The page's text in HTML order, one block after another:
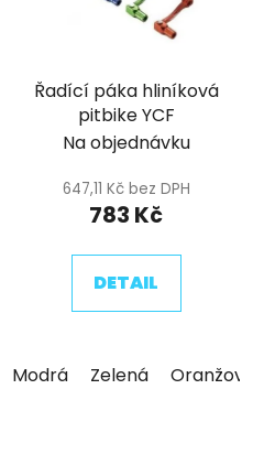
Řadící páka hliníková
pitbike YCF
Na objednávku
647,11 Kč bez DPH
783 Kč
DETAIL
Modrá Zelená Oranžová